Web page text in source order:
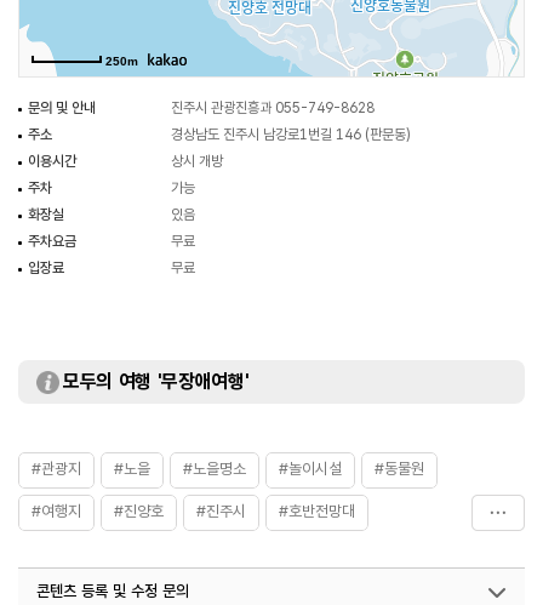
250m
문의 및 안내
진주시 관광진흥과 055-749-8628
주소
경상남도 진주시 남강로1번길 146 (판문동)
이용시간
상시 개방
주차
가능
화장실
있음
주차요금
무료
입장료
무료
모두의 여행 '무장애여행'
#관광지 #노을 #노을명소 #놀이시설 #동물원
#여행지 #진양호 #진주시 #호반전망대
콘텐츠 등록 및 수정 문의